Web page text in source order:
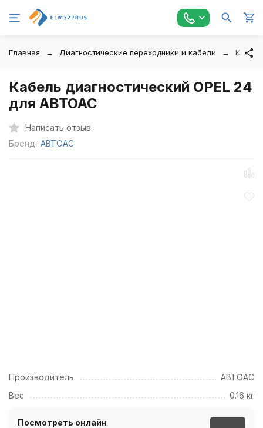
Главная Диагностические переходники и кабели
Кабель диагностический OPEL 24
для АВТОАС
Написать отзыв
Бренд: АВТОАС
Производитель
АВТОАС
Вес
0.16 кг
Посмотреть онлайн